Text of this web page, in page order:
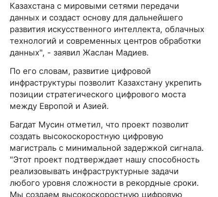
Казахстана с мировыми сетями передачи
данных и создаст основу для дальнейшего
развития искусственного интеллекта, облачных
технологий и современных центров обработки
данных", - заявил Жаслан Мадиев.
По его словам, развитие цифровой
инфраструктуры позволит Казахстану укрепить
позиции стратегического цифрового моста
между Европой и Азией.
Багдат Мусин отметил, что проект позволит
создать высокоскоростную цифровую
магистраль с минимальной задержкой сигнала.
"Этот проект подтверждает нашу способность
реализовывать инфраструктурные задачи
любого уровня сложности в рекордные сроки.
Мы создаем высокоскоростную цифровую